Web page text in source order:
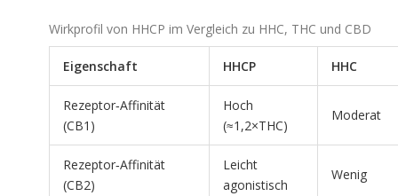
Wirkprofil von HHCP im Vergleich zu HHC, THC und CBD
Eigenschaft HHCP HHC
Rezeptor‑Affinität
(CB1)
Hoch
(≈1,2×THC)
Moderat
Rezeptor‑Affinität
(CB2)
Leicht
agonistisch
Wenig